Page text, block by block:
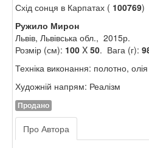
Схід сонця в Карпатах ( 100769)
Ружило Мирон
Львів, Львівська обл., 2015р.
Розмір (см): 100 X 50. Вага (г):
Техніка виконання: полотно, олія
Художній напрям: Реалізм
Продано
Про Автора